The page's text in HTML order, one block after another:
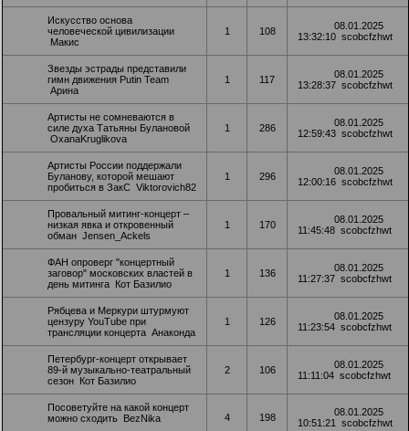
Искусство основа
человеческой цивилизации
Макис
1 108
08.01.2025
13:32:10 scobcfzhwt
Звезды эстрады представили
гимн движения Putin Team
Арина
1 117
08.01.2025
13:28:37 scobcfzhwt
Артисты не сомневаются в
силе духа Татьяны Булановой
OxanaKruglikova
1 286
08.01.2025
12:59:43 scobcfzhwt
Артисты России поддержали
Буланову, которой мешают
пробиться в ЗакС Viktorovich82
1 296
08.01.2025
12:00:16 scobcfzhwt
Провальный митинг-концерт –
низкая явка и откровенный
обман Jensen_Ackels
1 170
08.01.2025
11:45:48 scobcfzhwt
ФАН опроверг "концертный
заговор" московских властей в
день митинга Кот Базилио
1 136
08.01.2025
11:27:37 scobcfzhwt
Рябцева и Меркури штурмуют
цензуру YouTube при
трансляции концерта Анаконда
1 126
08.01.2025
11:23:54 scobcfzhwt
Петербург-концерт открывает
89-й музыкально-театральный
сезон Кот Базилио
2 106
08.01.2025
11:11:04 scobcfzhwt
Посоветуйте на какой концерт
можно сходить BezNika 4 198
08.01.2025
10:51:21
scobcfzhwt